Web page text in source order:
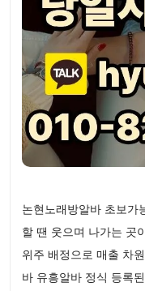
논현노래방알바 초보가
할 땐 웃으며 나가는 곳
위주 배정으로 매출 차
바 유흥알바 정식 등록